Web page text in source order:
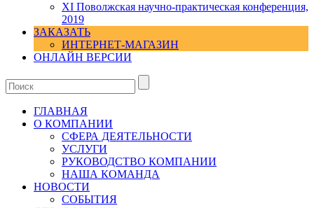
XI Поволжская научно-практическая конференция,
2019
ЗАКАЗАТЬ
ИНТЕРНЕТ-МАГАЗИН
ОНЛАЙН ВЕРСИИ
ГЛАВНАЯ
О КОМПАНИИ
СФЕРА ДЕЯТЕЛЬНОСТИ
УСЛУГИ
РУКОВОДСТВО КОМПАНИИ
НАША КОМАНДА
НОВОСТИ
СОБЫТИЯ